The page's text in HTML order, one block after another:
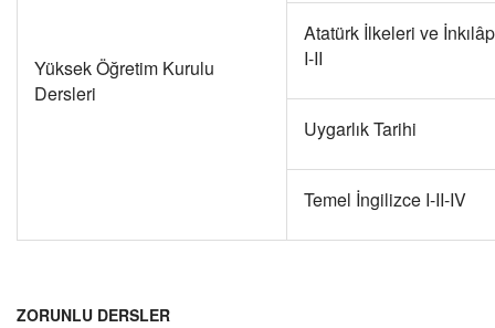
Yüksek Öğretim Kurulu
Dersleri
Atatürk İlkeleri ve
I-II
Uygarlık Tarihi
Temel İngilizce I-II-IV
ZORUNLU DERSLER